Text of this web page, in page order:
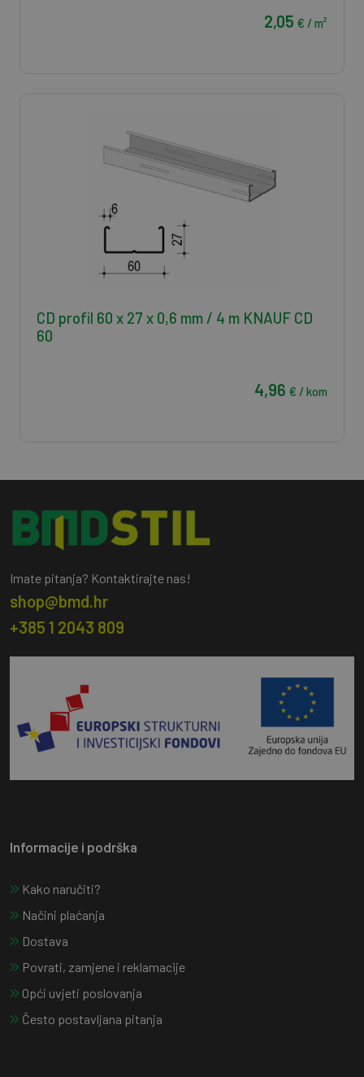
2,05 € / m²
CD profil 60 x 27 x 0,6 mm / 4 m KNAUF CD
60
4,96 € / kom
Imate pitanja? Kontaktirajte nas!
shop@bmd.hr
+385 1 2043 809
Informacije i podrška
Kako naručiti?
Načini plaćanja
Dostava
Povrati, zamjene i reklamacije
Opći uvjeti poslovanja
Često postavljana pitanja